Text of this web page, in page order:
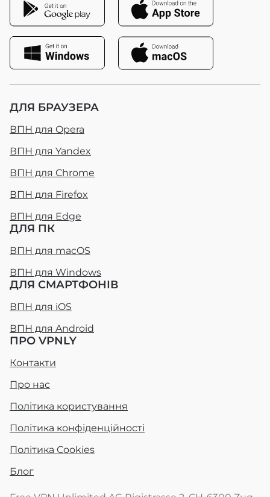
ДЛЯ БРАУЗЕРА
ВПН для Opera
ВПН для Yandex
ВПН для Chrome
ВПН для Firefox
ВПН для Edge
ДЛЯ ПК
ВПН для macOS
ВПН для Windows
ДЛЯ СМАРТФОНІВ
ВПН для iOS
ВПН для Android
ПРО VPNLY
Контакти
Про нас
Політика користування
Політика конфіденційності
Політика Cookies
Блог